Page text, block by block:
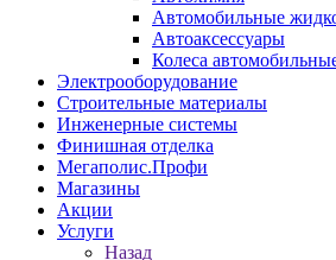
Автомобильные
Автоаксессуары
Колеса
Электрооборудование
Строительные материалы
Инженерные системы
Финишная отделка
Мегаполис.Профи
Магазины
Акции
Услуги
Назад